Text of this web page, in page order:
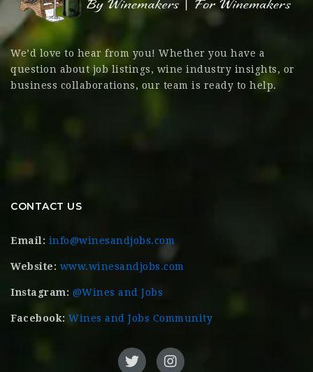
We’d love to hear from you! Whether you have a
question about job listings, wine industry insights, or
business collaborations, our team is ready to help.
CONTACT US
Email: info@winesandjobs.com
Website: www.winesandjobs.com
Instagram: @Wines and Jobs
Facebook: Wines and Jobs Community